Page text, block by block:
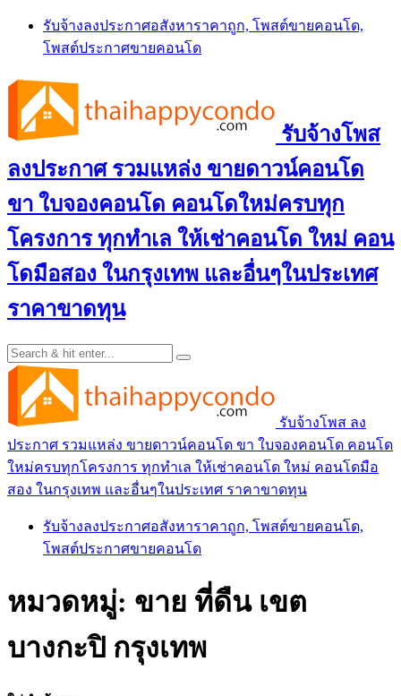
Skip
content
รับจ้างลงประกาศอสังหาราคาถูก, โพสต์ขายคอนโด,
โพสต์ประกาศขายคอนโด
รับจ้างโพส
ลงประกาศ รวมแหล่ง ขายดาวน์คอนโด
ขา ใบจองคอนโด คอนโดใหม่ครบทุก
โครงการ ทุกทำเล ให้เช่าคอนโด ใหม่ คอน
โดมือสอง ในกรุงเทพ และอื่นๆในประเทศ
ราคาขาดทุน
รับจ้างโพส ลง
ประกาศ รวมแหล่ง ขายดาวน์คอนโด ขา ใบจองคอนโด คอนโด
ใหม่ครบทุกโครงการ ทุกทำเล ให้เช่าคอนโด ใหม่ คอนโดมือ
สอง ในกรุงเทพ และอื่นๆในประเทศ ราคาขาดทุน
รับจ้างลงประกาศอสังหาราคาถูก, โพสต์ขายคอนโด,
โพสต์ประกาศขายคอนโด
หมวดหมู่: ขาย ที่ดืน เขต
บางกะปิ กรุงเทพ